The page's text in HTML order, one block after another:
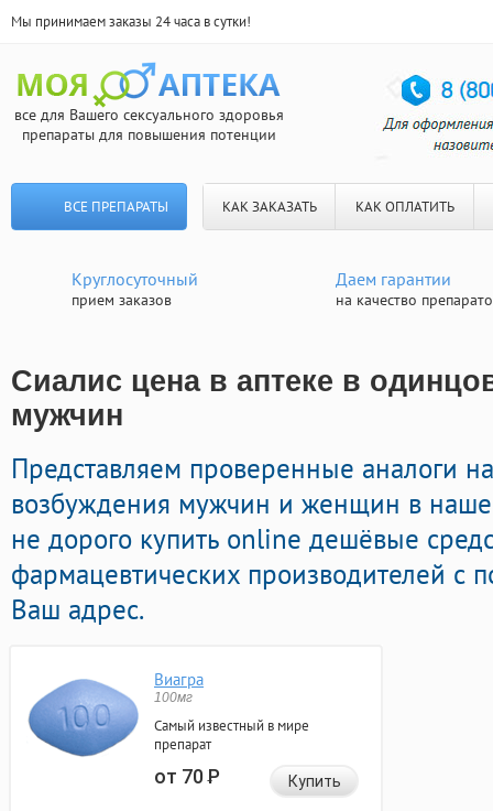
Мы принимаем заказы 24 часа в сутки!
все для Вашего сексуального здоровья
препараты для повышения потенции
ВСЕ ПРЕПАРАТЫ КАК ЗАКАЗАТЬ КАК ОПЛАТИТЬ
Круглосуточный
прием заказов
Даем гарантии
на качество
Сиалис цена в аптеке в
мужчин
Представляем проверенные аналоги
возбуждения мужчин и женщин в
не дорого купить online дешёвые
фармацевтических производителей с
Ваш адрес.
Виагра
100мг
Самый известный в мире
препарат
от 70Р Купить